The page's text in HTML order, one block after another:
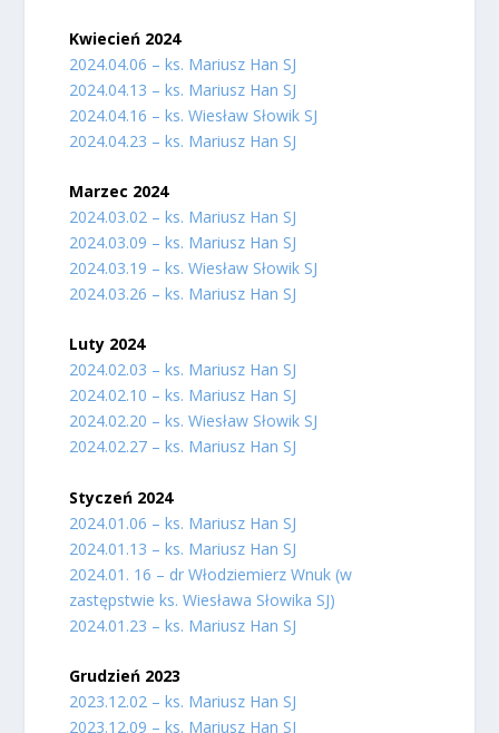
Kwiecień 2024
2024.04.06 – ks. Mariusz Han SJ
2024.04.13 – ks. Mariusz Han SJ
2024.04.16 – ks. Wiesław Słowik SJ
2024.04.23 – ks. Mariusz Han SJ
Marzec 2024
2024.03.02 – ks. Mariusz Han SJ
2024.03.09 – ks. Mariusz Han SJ
2024.03.19 – ks. Wiesław Słowik SJ
2024.03.26 – ks. Mariusz Han SJ
Luty 2024
2024.02.03 – ks. Mariusz Han SJ
2024.02.10 – ks. Mariusz Han SJ
2024.02.20 – ks. Wiesław Słowik SJ
2024.02.27 – ks. Mariusz Han SJ
Styczeń 2024
2024.01.06 – ks. Mariusz Han SJ
2024.01.13 – ks. Mariusz Han SJ
2024.01. 16 – dr Włodziemierz Wnuk (w
zastępstwie ks. Wiesława Słowika SJ)
2024.01.23 – ks. Mariusz Han SJ
Grudzień 2023
2023.12.02 – ks. Mariusz Han SJ
2023.12.09 – ks. Mariusz Han SJ